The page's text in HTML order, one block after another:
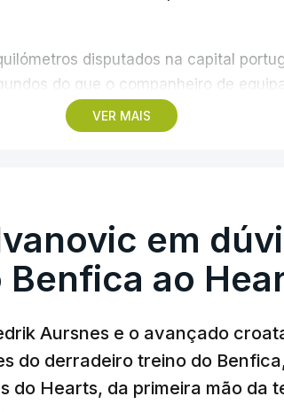
VER MAIS
disputados na capital
do que o companheiro de
em Paris2024, ao lado de Iúri
o sexto seguido, foi o terceiro mais
Luca Giaimi (UAE Emirates) e o
das últimas duas edições da
a nove e 14 segundos.
etapas da 87.ª edição, com duas
quilómetros.
em
Benfica ao
Aursnes e o avançado
do derradeiro treino do
do Hearts, da primeira mão da